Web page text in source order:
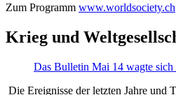
Zum Programm www.worldsociety.ch
Krieg und
Das Bulletin Mai 14 wagte sich
Die Ereignisse der letzten Jahre und